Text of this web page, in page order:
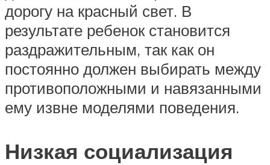
дорогу на красный свет. В
результате ребенок становится
раздражительным, так как он
постоянно должен выбирать между
противоположными и навязанными
ему извне моделями поведения.
Низкая социализация